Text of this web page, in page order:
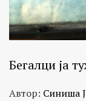
Бегалци ја
Автор: Синиша